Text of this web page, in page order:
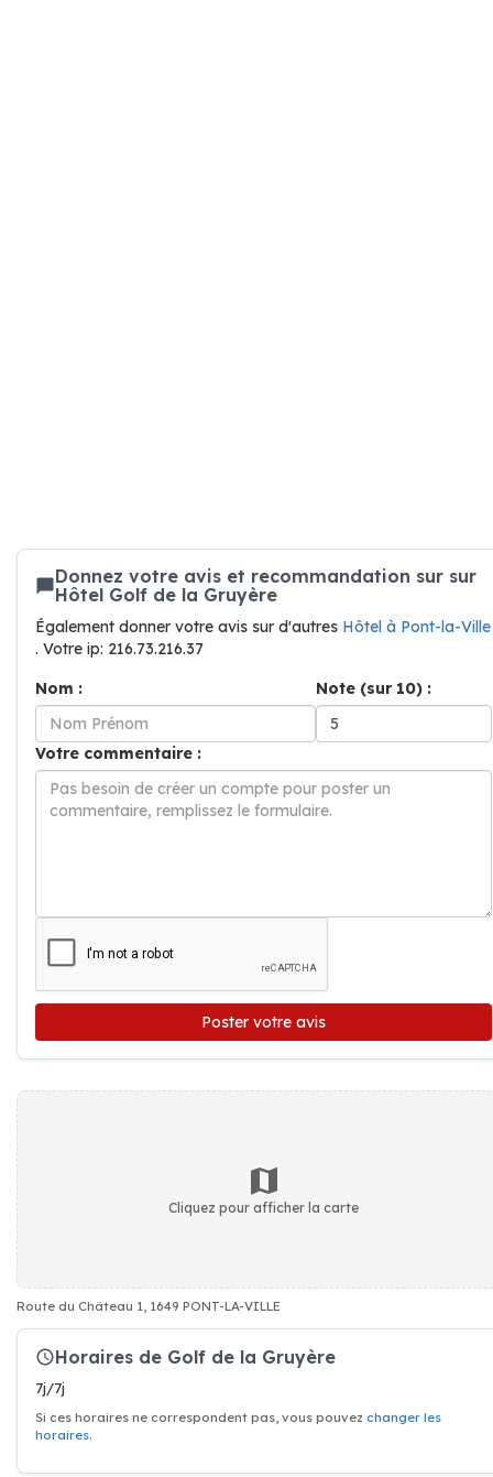
Donnez votre avis et recommandation sur sur
Hôtel Golf de la Gruyère
Également donner votre avis sur d'autres Hôtel à Pont-la-Ville
. Votre ip: 216.73.216.37
Nom :
Note (sur 10) :
Votre commentaire :
Poster votre avis
Cliquez pour afficher la carte
Route du Château 1, 1649 PONT-LA-VILLE
Horaires de Golf de la Gruyère
7j/7j
Si ces horaires ne correspondent pas, vous pouvez changer les
horaires.